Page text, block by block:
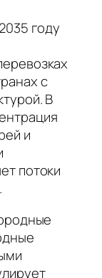
году
с
В
и
потоки